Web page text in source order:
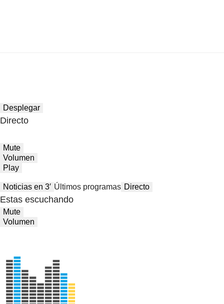
Desplegar
Directo
Mute
Volumen
Play
Noticias en 3′ Últimos programas Directo
Estas escuchando
Mute
Volumen